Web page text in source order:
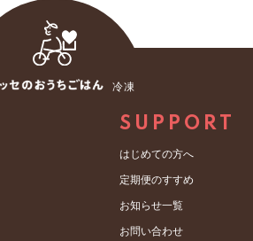
冷凍
SUPPORT
はじめての方へ
定期便のすすめ
お知らせ一覧
お問い合わせ